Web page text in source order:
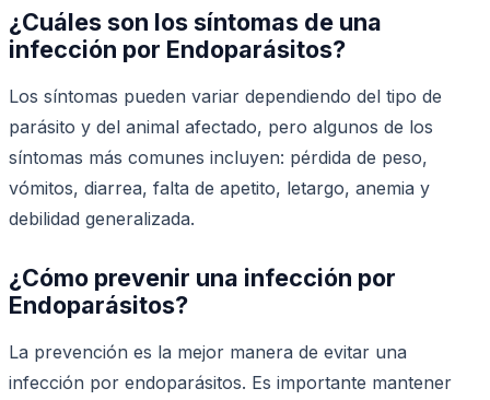
¿Cuáles son los síntomas de una
infección por Endoparásitos?
Los síntomas pueden variar dependiendo del tipo de
parásito y del animal afectado, pero algunos de los
síntomas más comunes incluyen: pérdida de peso,
vómitos, diarrea, falta de apetito, letargo, anemia y
debilidad generalizada.
¿Cómo prevenir una infección por
Endoparásitos?
La prevención es la mejor manera de evitar una
infección por endoparásitos. Es importante mantener